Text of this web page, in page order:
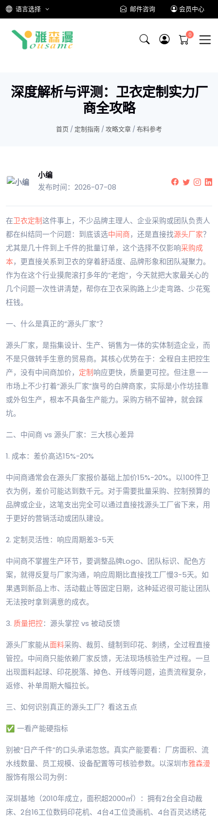
语言选择 邮件咨询 会员中心
深度解析与评测：卫衣定制实力厂
商全攻略
首页 / 定制指南 / 攻略文章 / 布料参考
小编
发布时间：2026-07-08
在卫衣定制这件事上，不少品牌主理人、企业采购或团队负责人
都在纠结同一个问题：到底该选中间商，还是直接找源头厂家？
尤其是几十件到上千件的批量订单，这个选择不仅影响采购成
本，更直接关系到卫衣的穿着舒适度、品牌形象和团队凝聚力。
作为在这个行业摸爬滚打多年的“老炮”，今天就把大家最关心的
几个问题一次性讲清楚，帮你在卫衣采购路上少走弯路、少花冤
枉钱。
一、什么是真正的“源头厂家”？
源头厂家，是指集设计、生产、销售为一体的实体制造企业，而
不是只做转手生意的贸易商。其核心优势在于：全程自主把控生
产，没有中间商加价， 定制响应更快，质量更可控。但注意——
市场上不少打着“源头厂家”旗号的白牌商家，实际是小作坊挂靠
或外包生产，根本不具备生产能力。采购方稍不留神，就会踩
坑。
二、中间商 vs 源头厂家：三大核心差异
1. 成本：差价高达15%-20%
中间商通常会在源头厂家报价基础上加价15%-20%。以100件卫
衣为例，差价可能达到数千元。对于需要批量采购、控制预算的
品牌或企业，这笔支出完全可以通过直接找源头工厂省下来，用
于更好的营销活动或团队建设。
2. 定制灵活性：响应周期差3-5天
中间商不掌握生产环节，要调整品牌Logo、团队标识、配色方
案，就得反复与厂家沟通，响应周期比直接找工厂慢3-5天。如
果遇到新品上市、活动截止等固定日期，这种延迟很可能让团队
无法按时拿到满意的成衣。
3. 质量把控：源头掌控 vs 被动反馈
源头厂家能从面料采购、裁剪、缝制到印花、刺绣，全过程直接
管控。中间商只能依赖厂家反馈，无法现场核验生产过程。一旦
出现面料起球、印花脱落、掉色、开线等问题，追责流程复杂，
返修、补单周期大幅拉长。
三、如何识别真正的源头工厂？看这五点
✅ 一看产能硬指标
别被“日产千件”的口头承诺忽悠。真实产能要看：厂房面积、流
水线数量、员工规模、设备配置等可核验参数。以深圳市雅森漫
服饰有限公司为例：
深圳基地（2010年成立，面积超2000㎡）：拥有2台全自动裁
床、2台16工位数码印花机、4台4工位烫画机、4台百灵达绣花